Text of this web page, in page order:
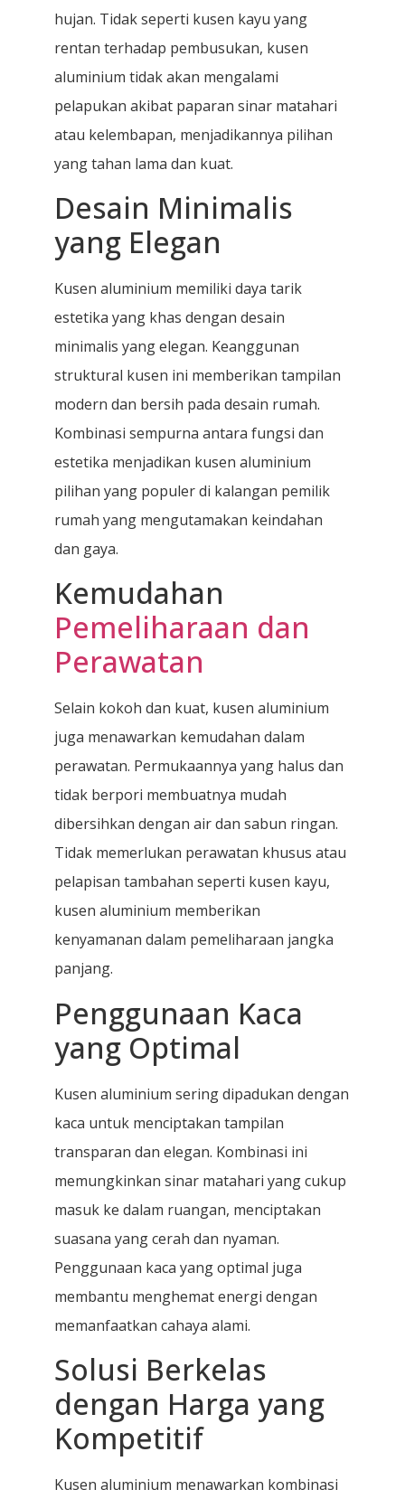
hujan. Tidak seperti kusen kayu yang
rentan terhadap pembusukan, kusen
aluminium tidak akan mengalami
pelapukan akibat paparan sinar matahari
atau kelembapan, menjadikannya pilihan
yang tahan lama dan kuat.
Desain Minimalis
yang Elegan
Kusen aluminium memiliki daya tarik
estetika yang khas dengan desain
minimalis yang elegan. Keanggunan
struktural kusen ini memberikan tampilan
modern dan bersih pada desain rumah.
Kombinasi sempurna antara fungsi dan
estetika menjadikan kusen aluminium
pilihan yang populer di kalangan pemilik
rumah yang mengutamakan keindahan
dan gaya.
Kemudahan
Pemeliharaan dan
Perawatan
Selain kokoh dan kuat, kusen aluminium
juga menawarkan kemudahan dalam
perawatan. Permukaannya yang halus dan
tidak berpori membuatnya mudah
dibersihkan dengan air dan sabun ringan.
Tidak memerlukan perawatan khusus atau
pelapisan tambahan seperti kusen kayu,
kusen aluminium memberikan
kenyamanan dalam pemeliharaan jangka
panjang.
Penggunaan Kaca
yang Optimal
Kusen aluminium sering dipadukan dengan
kaca untuk menciptakan tampilan
transparan dan elegan. Kombinasi ini
memungkinkan sinar matahari yang cukup
masuk ke dalam ruangan, menciptakan
suasana yang cerah dan nyaman.
Penggunaan kaca yang optimal juga
membantu menghemat energi dengan
memanfaatkan cahaya alami.
Solusi Berkelas
dengan Harga yang
Kompetitif
Kusen aluminium menawarkan kombinasi